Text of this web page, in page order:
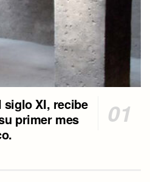
siglo XI, recibe
primer mes